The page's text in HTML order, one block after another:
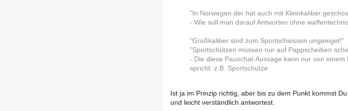
"In Norwegen der hat auch mit Kleinkaliber
- Wie soll man darauf Antworten ohne
"Großkaliber sind zum Sportschiessen ungeeiget!"
"Sportschützen müssen nur auf Pappscheiben
- Die diese Pauschal-Aussage kann nur von
spricht. z.B. Sportschütze
Ist ja im Prinzip richtig, aber bis zu dem Punkt kommst
und leicht verständlich antwortest.